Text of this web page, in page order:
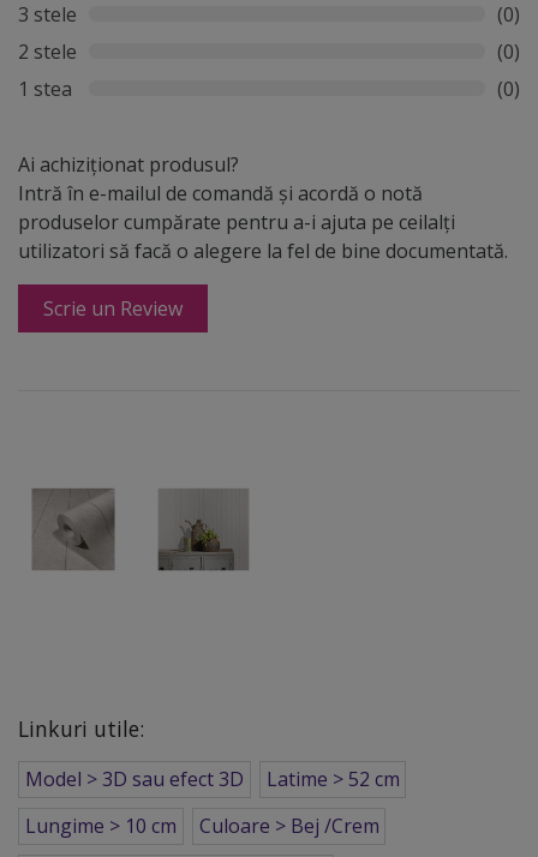
3 stele
(0)
2 stele
(0)
1 stea
(0)
Ai achiziționat produsul?
Intră în e-mailul de comandă și acordă o notă
produselor cumpărate pentru a-i ajuta pe ceilalți
utilizatori să facă o alegere la fel de bine documentată.
Scrie un Review
Linkuri utile:
Model > 3D sau efect 3D
Latime > 52 cm
Lungime > 10 cm
Culoare > Bej /Crem